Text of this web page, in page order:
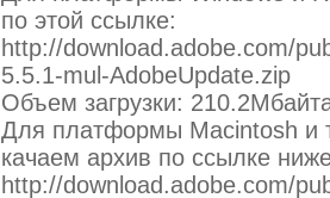
по этой ссылке:
http://download.adobe.com/
5.5.1-mul-AdobeUpdate.zip
Объем загрузки:
Для платформы Macintosh и
качаем архив по ссылке
http://download.adobe.com/